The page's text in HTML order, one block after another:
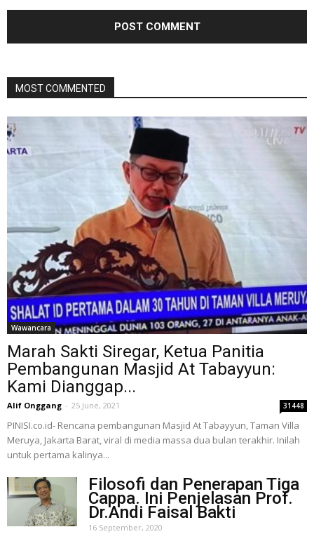
MOST COMMENTED
Wawancara
Marah Sakti Siregar, Ketua Panitia
Pembangunan Masjid At Tabayyun:
Kami Dianggap...
Alif Onggang - 25 June, 2021 31448
PINISI.co.id- Rencana pembangunan Masjid At Tabayyun, Taman Villa
Meruya, Jakarta Barat, viral di media massa dua bulan terakhir. Inilah
untuk pertama kalinya...
Filosofi dan Penerapan Tiga
Cappa. Ini Penjelasan Prof.
Dr.Andi Faisal Bakti
16 September, 2020